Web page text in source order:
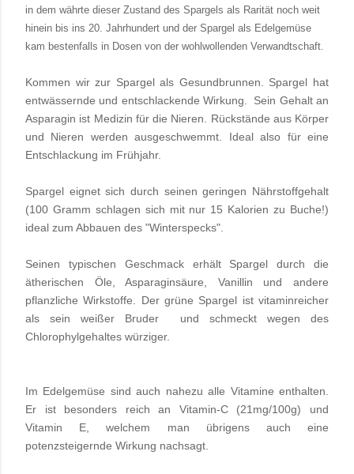
in dem währte dieser Zustand des Spargels als Rarität noch weit
hinein bis ins 20. Jahrhundert und der Spargel als Edelgemüse
kam bestenfalls in Dosen von der wohlwollenden Verwandtschaft.
Kommen wir zur Spargel als Gesundbrunnen. Spargel hat
entwässernde und entschlackende Wirkung.
Sein Gehalt an
Asparagin ist Medizin für die Nieren. Rückstände aus Körper
und Nieren werden ausgeschwemmt. Ideal also für eine
Entschlackung im Frühjahr.
Spargel eignet sich durch seinen geringen Nährstoffgehalt
(100 Gramm schlagen sich mit nur 15 Kalorien zu Buche!)
ideal zum Abbauen des "Winterspecks".
Seinen typischen Geschmack erhält Spargel durch die
ätherischen Öle, Asparaginsäure, Vanillin und andere
pflanzliche Wirkstoffe. Der grüne Spargel ist vitaminreicher
als sein weißer Bruder und schmeckt wegen des
Chlorophylgehaltes würziger.
Im Edelgemüse sind auch nahezu alle Vitamine enthalten.
Er ist besonders reich an Vitamin-C (21mg/100g) und
Vitamin E, welchem man übrigens auch eine
potenzsteigernde Wirkung nachsagt.